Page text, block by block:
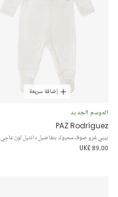
إضافة سريعة
الموسم الجديد
PAZ Rodríguez
بيبي غرو صوف محبوك بتفاصيل دانتيل لون عاجي
UK£ 89.00